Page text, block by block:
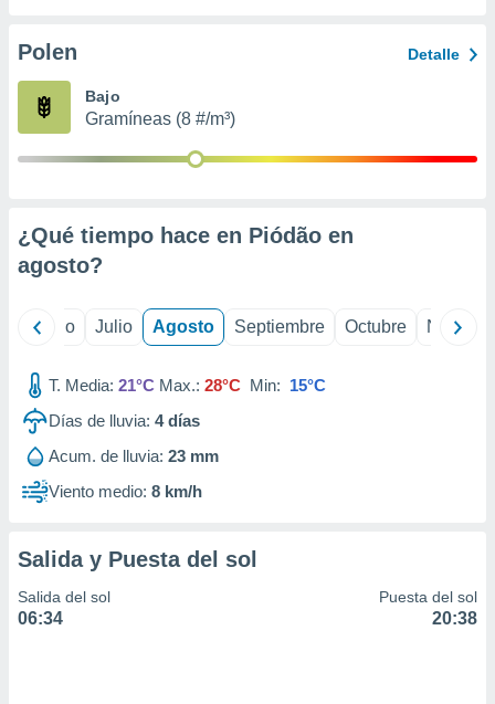
e
mediante
publicidad
publicidad
de
Polen Detalle
Bajo
Gramíneas (8 #/m³)
¿Qué tiempo hace en Piódão en
agosto?
Junio Julio Agosto Septiembre Octubre
T. Media: 21°C Max.: 28°C Min: 15°C
Días de lluvia: 4días
Acum. de lluvia: 23 mm
Viento medio: 8 km/h
Salida y Puesta del sol
Salida del sol
06:34
Puesta del sol
20:38